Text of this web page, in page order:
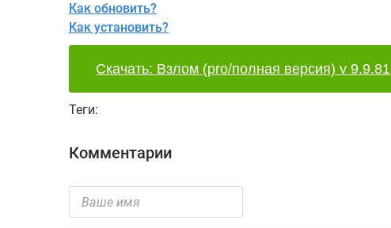
Как обновить?
Как установить?
Скачать: Взлом (pro/полная версия) v 9.9.81
Теги:
Комментарии